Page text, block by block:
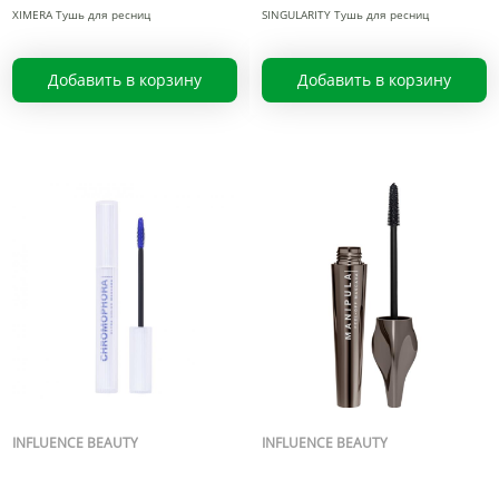
XIMERA Тушь для ресниц
Добавить в корзину
SINGULARITY Тушь для ресниц
Добавить в корзину
INFLUENCE BEAUTY INFLUENCE BEAUTY